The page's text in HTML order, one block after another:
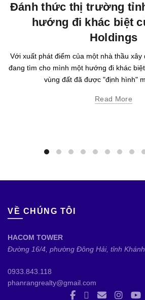
Đánh thức thị trường
hướng đi khác biệt
Holdings
Với xuất phát điểm của một nhà thầu xây
đang tìm cho mình một hướng đi khác
vùng đất đã được "định hình"
Read More
VỀ CHÚNG TÔI
HACOM TOWER
Đường 16/4, phường Đông Hải, tỉnh
0933.843.118
phanrangrealty@gmail.com